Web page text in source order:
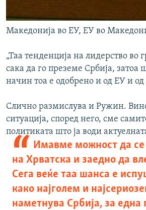
Македонија во ЕУ, ЕУ во
„Таа тенденција на лидерство во
сака да го преземе Србија, затоа
начин тоа е одобрено и од ЕУ и
Слично размислува и Ружин.
ситуација, според него, сме
политиката што ја води
Имавме можност да
на Хрватска и заедно да
Сега веќе таа шанса е
како најголем и
наметнува Србија, за една